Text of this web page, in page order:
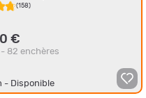
(158)
€
82 enchères
- Disponible